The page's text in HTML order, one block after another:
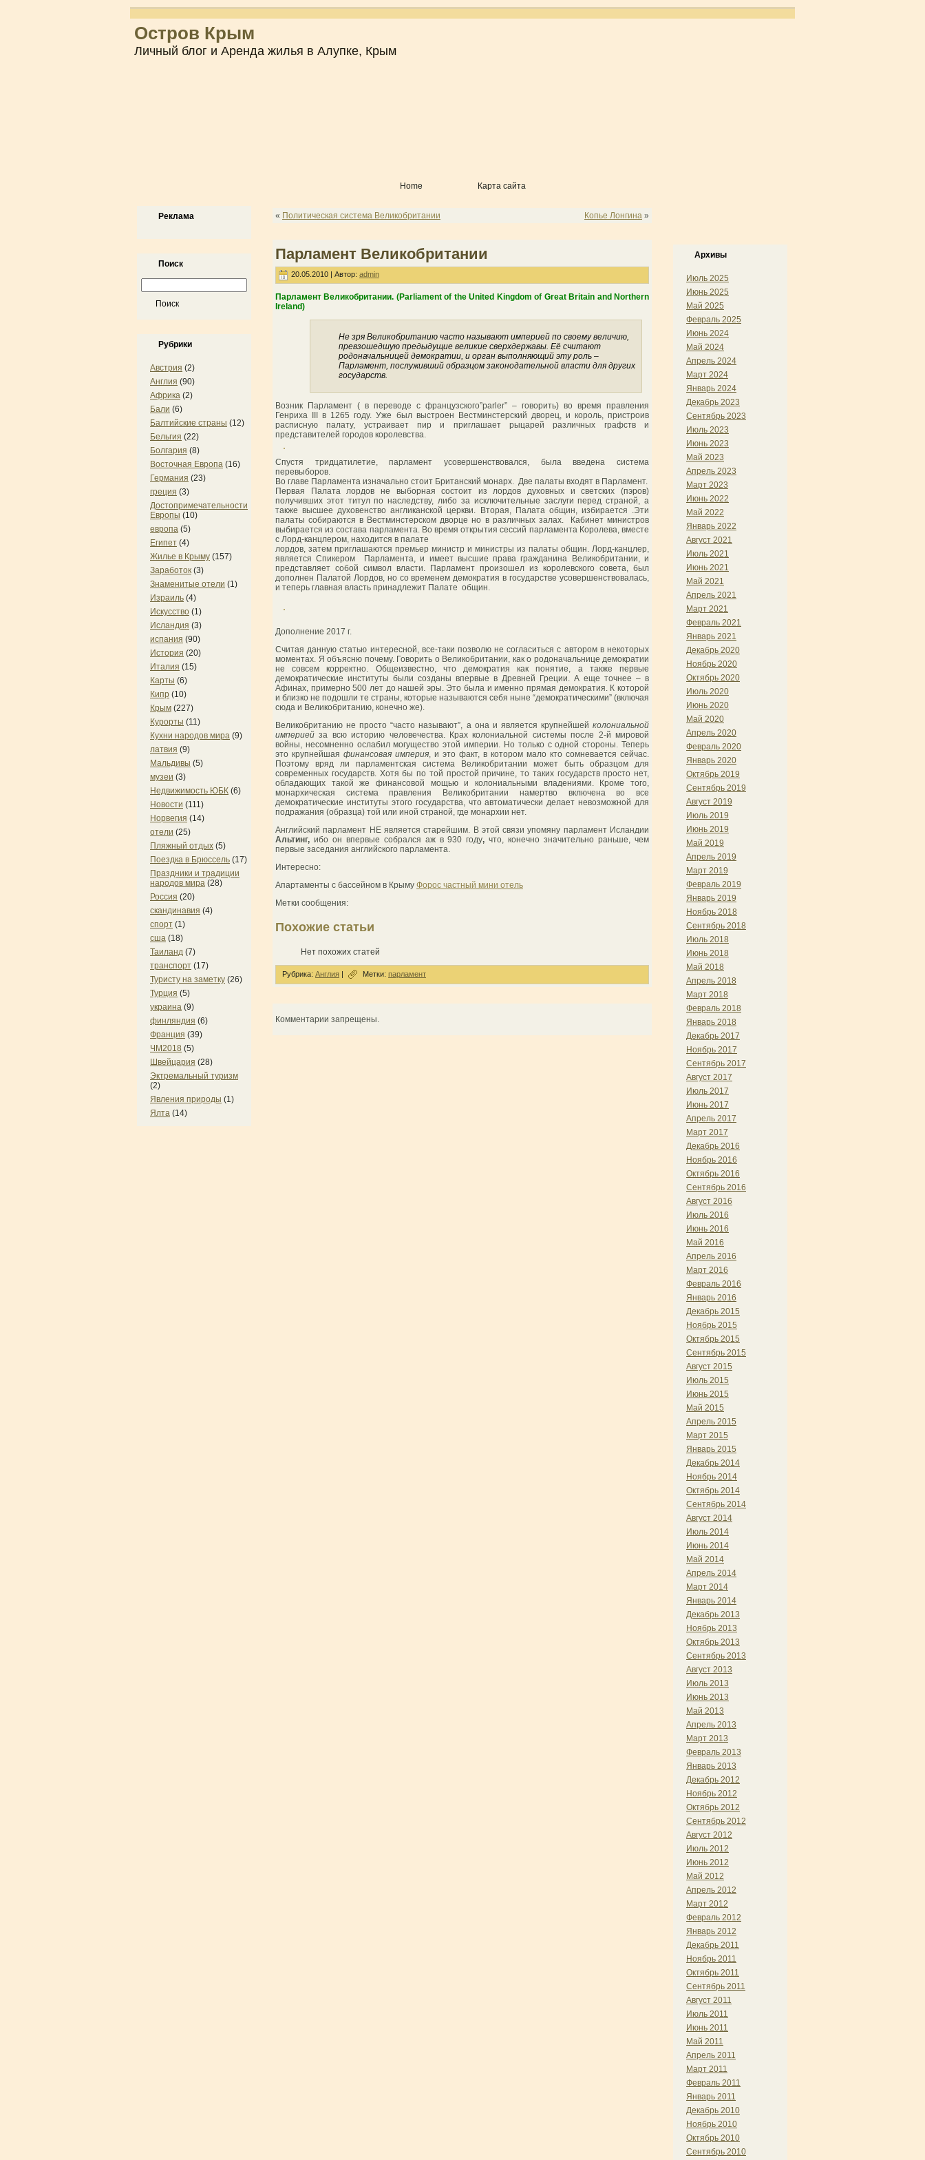
Остров Крым
Личный блог и Аренда жилья в Алупке, Крым
Home Карта сайта
Реклама
Поиск
Рубрики
Австрия (2)
Англия (90)
Африка (2)
Бали (6)
Балтийские страны (12)
Бельгия (22)
Болгария (8)
Восточная Европа (16)
Германия (23)
греция (3)
Достопримечательности
Европы (10)
европа (5)
Египет (4)
Жилье в Крыму (157)
Заработок (3)
Знаменитые отели (1)
Израиль (4)
Искусство (1)
Исландия (3)
испания (90)
История (20)
Италия (15)
Карты (6)
Кипр (10)
Крым (227)
Курорты (11)
Кухни народов мира (9)
латвия (9)
Мальдивы (5)
музеи (3)
Недвижимость ЮБК (6)
Новости (111)
Норвегия (14)
отели (25)
Пляжный отдых (5)
Поездка в Брюссель (17)
Праздники и традиции
народов мира (28)
Россия (20)
скандинавия (4)
спорт (1)
сша (18)
Таиланд (7)
транспорт (17)
Туристу на заметку (26)
Турция (5)
украина (9)
финляндия (6)
Франция (39)
ЧМ2018 (5)
Швейцария (28)
Эктремальный туризм
(2)
Явления природы (1)
Ялта (14)
« Политическая система Великобритании Копье Лонгина »
Парламент Великобритании
20.05.2010 | Автор: admin
Парламент Великобритании. (Parliament of the United Kingdom of Great Britain and Northern
Ireland)
Не зря Великобританию часто называют империей по своему величию,
превзошедшую предыдущие великие сверхдержавы. Её считают
родоначальницей демократии, и орган выполняющий эту роль –
Парламент, послуживший образцом законодательной власти для других
государств.
Возник Парламент ( в переводе с французского”parler” – говорить) во время правления
Генриха III в 1265 году. Уже был выстроен Вестминстерский дворец, и король, пристроив
расписную палату, устраивает пир и приглашает рыцарей различных графств и
представителей городов королевства.
Спустя тридцатилетие, парламент усовершенствовался, была введена система
перевыборов.
Во главе Парламента изначально стоит Британский монарх. Две палаты входят в Парламент.
Первая Палата лордов не выборная состоит из лордов духовных и светских (пэров)
получивших этот титул по наследству, либо за исключительные заслуги перед страной, а
также высшее духовенство англиканской церкви. Вторая, Палата общин, избирается .Эти
палаты собираются в Вестминстерском дворце но в различных залах. Кабинет министров
выбирается из состава парламента. Во время открытия сессий парламента Королева, вместе
с Лорд-канцлером, находится в палате
лордов, затем приглашаются премьер министр и министры из палаты общин. Лорд-канцлер,
является Спикером Парламента, и имеет высшие права гражданина Великобритании, и
представляет собой символ власти. Парламент произошел из королевского совета, был
дополнен Палатой Лордов, но со временем демократия в государстве усовершенствовалась,
и теперь главная власть принадлежит Палате общин.
Дополнение 2017 г.
Считая данную статью интересной, все-таки позволю не согласиться с автором в некоторых
моментах. Я объясню почему. Говорить о Великобритании, как о родоначальнице демократии
не совсем корректно. Общеизвестно, что демократия как понятие, а также первые
демократические институты были созданы впервые в Древней Греции. А еще точнее – в
Афинах, примерно 500 лет до нашей эры. Это была и именно прямая демократия. К которой
и близко не подошли те страны, которые называются себя ныне “демократическими” (включая
сюда и Великобританию, конечно же).
Великобританию не просто “часто называют”, а она и является крупнейшей колониальной
империей за всю историю человечества. Крах колониальной системы после 2-й мировой
войны, несомненно ослабил могущество этой империи. Но только с одной стороны. Теперь
это крупнейшая финансовая империя , и это факт, в котором мало кто сомневается сейчас.
Поэтому вряд ли парламентская система Великобритании может быть образцом для
современных государств. Хотя бы по той простой причине, то таких государств просто нет,
обладающих такой же финансовой мощью и колониальными владениями. Кроме того,
монархическая система правления Великобритании намертво включена во все
демократические институты этого государства, что автоматически делает невозможной для
подражания (образца) той или иной страной, где монархии нет.
Английский парламент НЕ является старейшим. В этой связи упомяну парламент Исландии
Альтинг, ибо он впервые собрался аж в 930 году,что, конечно значительно раньше, чем
первые заседания английского парламента.
Интересно:
Апартаменты с бассейном в Крыму Форос частный мини отель
Метки сообщения:
Похожие статьи
Нет похожих статей
Рубрика: Англия | Метки: парламент
Комментарии запрещены.
Архивы
Июль 2025
Июнь 2025
Май 2025
Февраль 2025
Июнь 2024
Май 2024
Апрель 2024
Март 2024
Январь 2024
Декабрь 2023
Сентябрь 2023
Июль 2023
Июнь 2023
Май 2023
Апрель 2023
Март 2023
Июнь 2022
Май 2022
Январь 2022
Август 2021
Июль 2021
Июнь 2021
Май 2021
Апрель 2021
Март 2021
Февраль 2021
Январь 2021
Декабрь 2020
Ноябрь 2020
Октябрь 2020
Июль 2020
Июнь 2020
Май 2020
Апрель 2020
Февраль 2020
Январь 2020
Октябрь 2019
Сентябрь 2019
Август 2019
Июль 2019
Июнь 2019
Май 2019
Апрель 2019
Март 2019
Февраль 2019
Январь 2019
Ноябрь 2018
Сентябрь 2018
Июль 2018
Июнь 2018
Май 2018
Апрель 2018
Март 2018
Февраль 2018
Январь 2018
Декабрь 2017
Ноябрь 2017
Сентябрь 2017
Август 2017
Июль 2017
Июнь 2017
Апрель 2017
Март 2017
Декабрь 2016
Ноябрь 2016
Октябрь 2016
Сентябрь 2016
Август 2016
Июль 2016
Июнь 2016
Май 2016
Апрель 2016
Март 2016
Февраль 2016
Январь 2016
Декабрь 2015
Ноябрь 2015
Октябрь 2015
Сентябрь 2015
Август 2015
Июль 2015
Июнь 2015
Май 2015
Апрель 2015
Март 2015
Январь 2015
Декабрь 2014
Ноябрь 2014
Октябрь 2014
Сентябрь 2014
Август 2014
Июль 2014
Июнь 2014
Май 2014
Апрель 2014
Март 2014
Январь 2014
Декабрь 2013
Ноябрь 2013
Октябрь 2013
Сентябрь 2013
Август 2013
Июль 2013
Июнь 2013
Май 2013
Апрель 2013
Март 2013
Февраль 2013
Январь 2013
Декабрь 2012
Ноябрь 2012
Октябрь 2012
Сентябрь 2012
Август 2012
Июль 2012
Июнь 2012
Май 2012
Апрель 2012
Март 2012
Февраль 2012
Январь 2012
Декабрь 2011
Ноябрь 2011
Октябрь 2011
Сентябрь 2011
Август 2011
Июль 2011
Июнь 2011
Май 2011
Апрель 2011
Март 2011
Февраль 2011
Январь 2011
Декабрь 2010
Ноябрь 2010
Октябрь 2010
Сентябрь 2010